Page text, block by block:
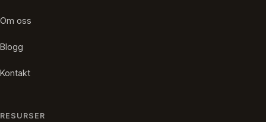
Om oss
Blogg
Kontakt
RESURSER